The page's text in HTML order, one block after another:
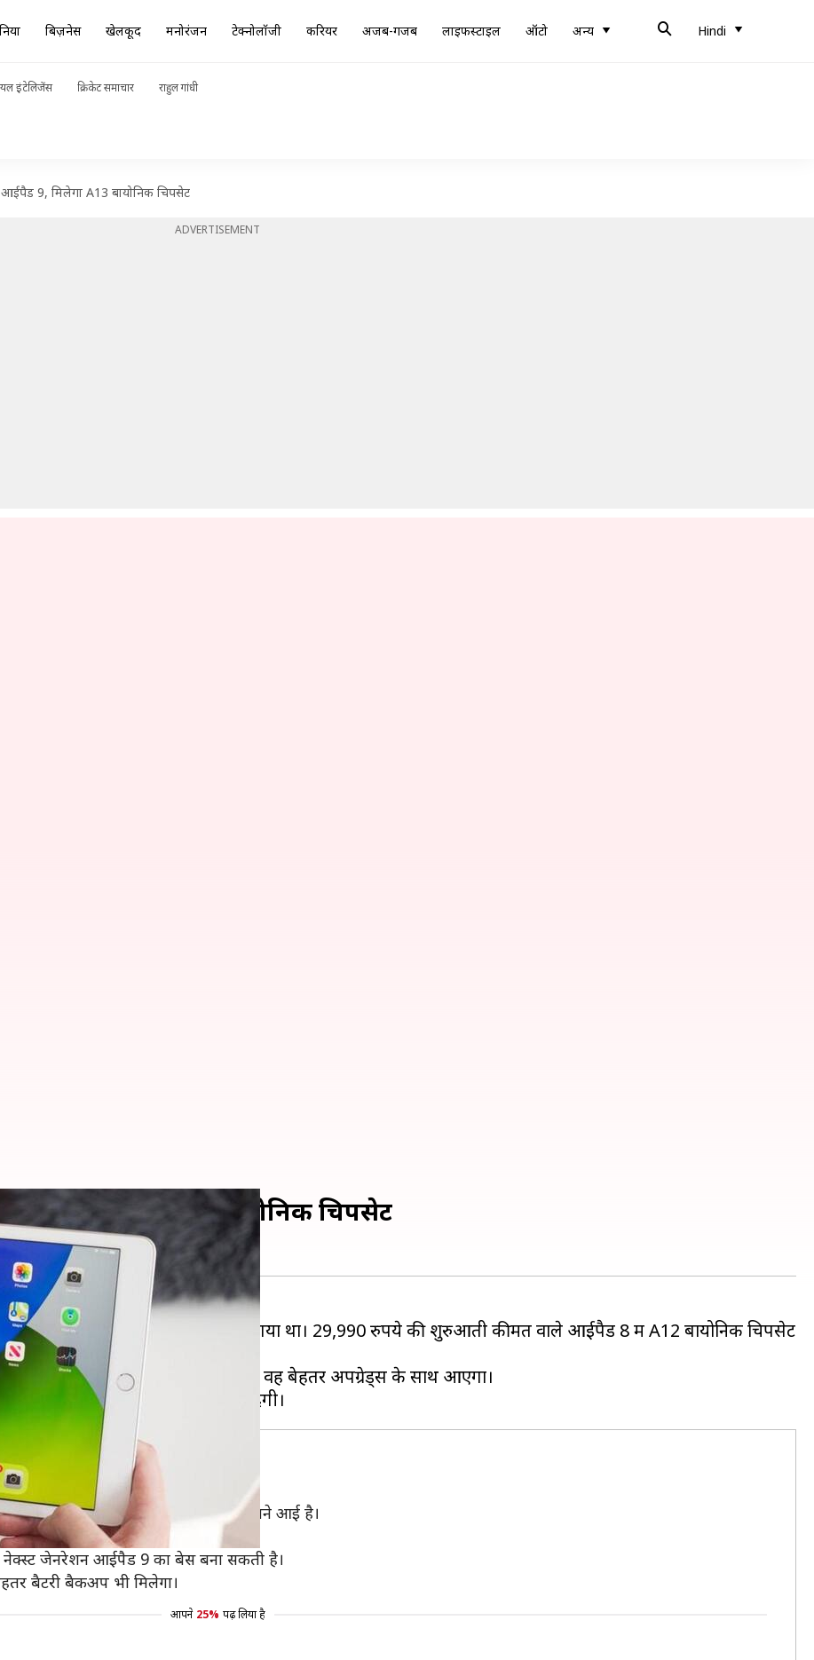
बिज़नेस खेलकूद मनोरंजन टेक्नोलॉजी करियर अजब-गजब लाइफस्टाइल ऑटो अन्य Hindi
इंटेलिजेंस क्रिकेट समाचार राहुल गांधी
9, मिलेगा A13 बायोनिक चिपसेट
ADVERTISEMENT
9, मिलेगा A13 बायोनिक चिपसेट
जेनरेशन या आईपैड 8 लॉन्च किया गया था। 29,990 रुपये की शुरुआती कीमत वाले आईपैड 8 में A12 बायोनिक चिपसेट
कीमत इससे कम हो सकती है, जबकि वह बेहतर अपग्रेड्स के साथ आएगा।
की बात ट्रॉन की एक ट्विटर पोस्टसे सामने आई है।
मिलने का दावा कर रही हैं।
नेक्स्ट जेनरेशन आईपैड 9 का बेस बना सकती है।
बैटरी बैकअप भी मिलेगा।
आपने 25% पढ़ लिया है